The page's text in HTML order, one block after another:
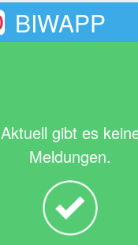
BIWAPP
Aktuell gibt es
Meldungen.